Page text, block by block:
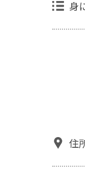
身
住